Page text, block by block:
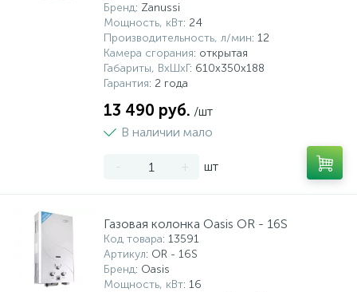
Бренд: Zanussi
Мощность, кВт: 24
Производительность, л/мин: 12
Камера сгорания: открытая
Габариты, ВхШхГ: 610х350х188
Гарантия: 2 года
13 490 руб. /шт
В наличии мало
- + шт
Газовая колонка Oasis OR - 16S
Код товара: 13591
Артикул: OR - 16S
Бренд: Oasis
Мощность, кВт: 16